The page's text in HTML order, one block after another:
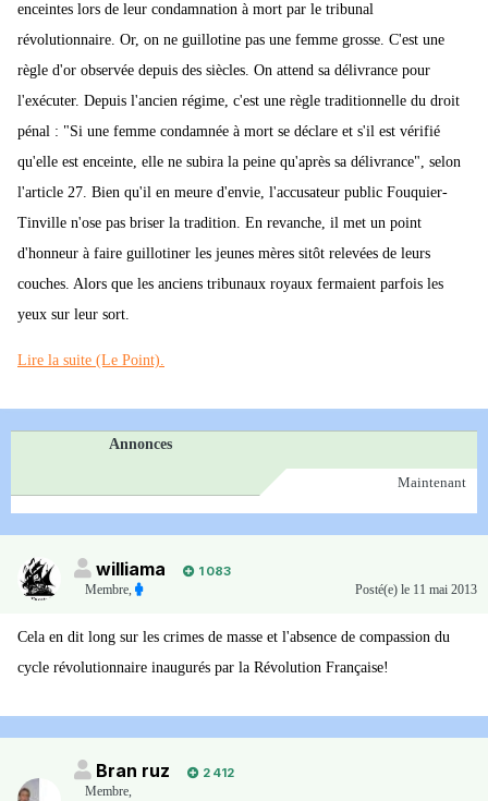
enceintes lors de leur condamnation à mort par le tribunal
révolutionnaire. Or, on ne guillotine pas une femme grosse. C'est une
règle d'or observée depuis des siècles. On attend sa délivrance pour
l'exécuter. Depuis l'ancien régime, c'est une règle traditionnelle du droit
pénal : "Si une femme condamnée à mort se déclare et s'il est vérifié
qu'elle est enceinte, elle ne subira la peine qu'après sa délivrance", selon
l'article 27. Bien qu'il en meure d'envie, l'accusateur public Fouquier-
Tinville n'ose pas briser la tradition. En revanche, il met un point
d'honneur à faire guillotiner les jeunes mères sitôt relevées de leurs
couches. Alors que les anciens tribunaux royaux fermaient parfois les
yeux sur leur sort.
Lire la suite (Le Point).
Annonces
Maintenant
williama
1 083
Membre, Posté(e) le 11 mai 2013
Cela en dit long sur les crimes de masse et l'absence de compassion du
cycle révolutionnaire inaugurés par la Révolution Française!
Bran ruz
2 412
Membre,